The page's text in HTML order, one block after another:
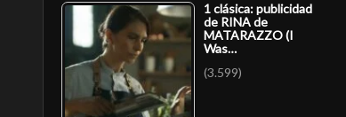
1 clásica: publicidad
de RINA de
MATARAZZO (I
Was…
(3.599)